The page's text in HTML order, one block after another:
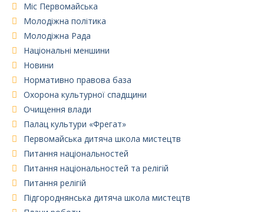
Міс Первомайська
Молодіжна політика
Молодіжна Рада
Національні меншини
Новини
Нормативно правова база
Охорона культурної спадщини
Очищення влади
Палац культури «Фрегат»
Первомайська дитяча школа мистецтв
Питання національностей
Питання національностей та релігій
Питання релігій
Підгороднянська дитяча школа мистецтв